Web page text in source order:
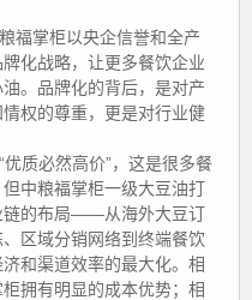
福掌柜以央企信誉和全产
化战略，让更多餐饮企业
。品牌化的背后，是对产
权的尊重，更是对行业健
优质必然高价”，这是很多餐
中粮福掌柜一级大豆油打
链的布局——从海外大豆订
区域分销网络到终端餐饮
和渠道效率的最大化。相
拥有明显的成本优势；相